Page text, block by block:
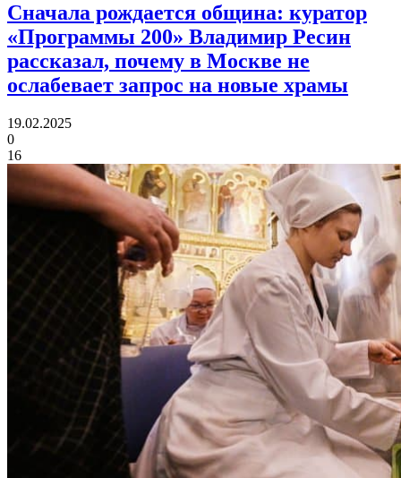
Сначала рождается община: куратор
«Программы 200» Владимир Ресин
рассказал, почему в Москве не
ослабевает запрос на новые храмы
19.02.2025
0
16